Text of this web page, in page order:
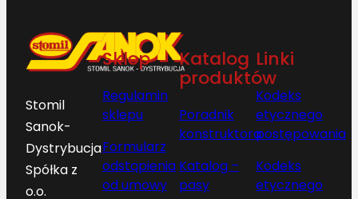
Stomil
Sanok-
Dystrybucja
Spółka z
o.o.
Sklep
Regulamin
sklepu
Formularz
odstąpienia
od umowy
Katalog
produktów
Poradnik
konstruktora
Katalog –
pasy
Linki
Kodeks
etycznego
postępowania
Kodeks
etycznego